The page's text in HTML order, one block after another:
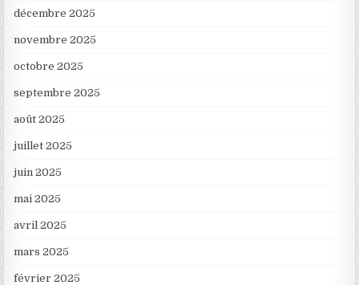
décembre 2025
novembre 2025
octobre 2025
septembre 2025
août 2025
juillet 2025
juin 2025
mai 2025
avril 2025
mars 2025
février 2025